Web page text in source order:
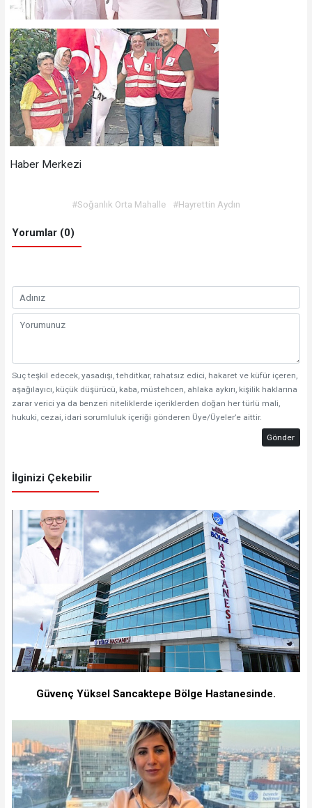
Haber Merkezi
#Soğanlık Orta Mahalle #Hayrettin Aydın
Yorumlar (0)
Suç teşkil edecek, yasadışı, tehditkar, rahatsız edici, hakaret ve küfür içeren,
aşağılayıcı, küçük düşürücü, kaba, müstehcen, ahlaka aykırı, kişilik haklarına
zarar verici ya da benzeri niteliklerde içeriklerden doğan her türlü mali,
hukuki, cezai, idari sorumluluk içeriği gönderen Üye/Üyeler’e aittir.
Gönder
İlginizi Çekebilir
Güvenç Yüksel Sancaktepe Bölge Hastanesinde.